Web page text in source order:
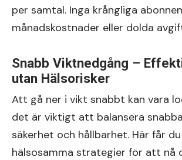
per samtal. Inga krångliga
månadskostnader eller dolda
Snabb Viktnedgång –
utan Hälsorisker
Att gå ner i vikt snabbt kan vara
det är viktigt att balansera
säkerhet och hållbarhet. Här får
hälsosamma strategier för att nå